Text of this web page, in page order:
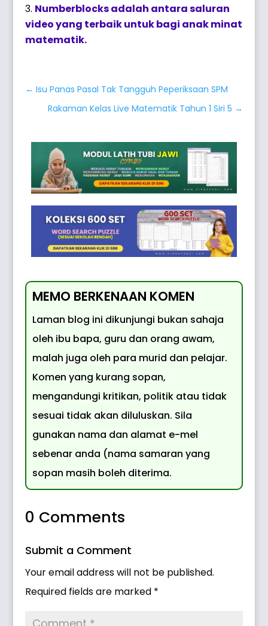
Numberblocks adalah antara saluran
video yang terbaik untuk bagi anak minat
matematik.
←Isu Panas Pasal Tak Tangguh Peperiksaan SPM
Rakaman Kelas Live Matematik Tahun 1 Siri 5 →
MEMO BERKENAAN KOMEN
Laman blog ini dikunjungi bukan sahaja
oleh ibu bapa, guru dan orang awam,
malah juga oleh para murid dan pelajar.
Komen yang kurang sopan,
mengandungi kritikan, politik atau tidak
sesuai tidak akan diluluskan. Sila
gunakan nama dan alamat e-mel
sebenar anda (nama samaran yang
sopan masih boleh diterima.
0 Comments
Submit a Comment
Your email address will not be published.
Required fields are marked *